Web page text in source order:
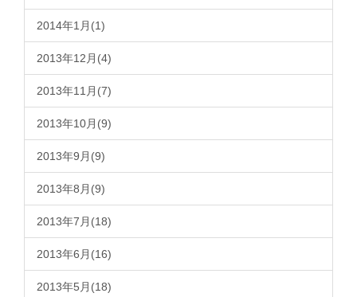
2014年1月(1)
2013年12月(4)
2013年11月(7)
2013年10月(9)
2013年9月(9)
2013年8月(9)
2013年7月(18)
2013年6月(16)
2013年5月(18)